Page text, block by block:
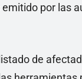
por las
de